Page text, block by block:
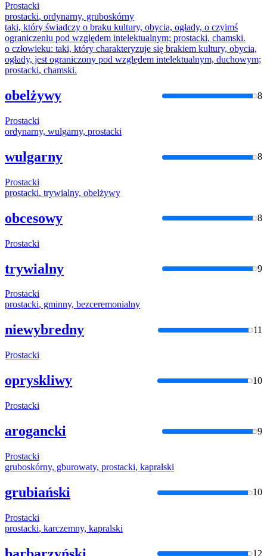
Prostacki
prostacki, ordynarny, gruboskórny
taki, który świadczy o braku kultury, obycia, ogłady, o czyimś
ograniczeniu pod względem intelektualnym; prostacki, chamski.
o człowieku: taki, który charakteryzuje się brakiem kultury, obycia,
ogłady, jest ograniczony pod względem intelektualnym, duchowym;
prostacki, chamski.
obelżywy 8
Prostacki
ordynarny, wulgarny, prostacki
wulgarny 8
Prostacki
prostacki, trywialny, obelżywy
obcesowy 8
Prostacki
trywialny 9
Prostacki
prostacki, gminny, bezceremonialny
niewybredny 11
Prostacki
opryskliwy 10
Prostacki
arogancki 9
Prostacki
gruboskórny, gburowaty, prostacki, kapralski
grubiański 10
Prostacki
prostacki, karczemny, kapralski
12